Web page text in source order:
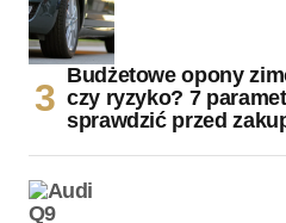
Budżetowe opony
czy ryzyko? 7
sprawdzić przed